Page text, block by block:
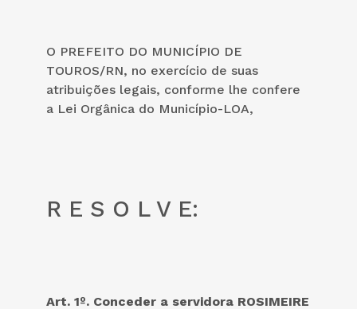
O PREFEITO DO MUNICÍPIO DE
TOUROS/RN, no exercício de suas
atribuições legais, conforme lhe confere
a Lei Orgânica do Município-LOA,
R E S O L V E:
Art. 1º. Conceder a servidora ROSIMEIRE